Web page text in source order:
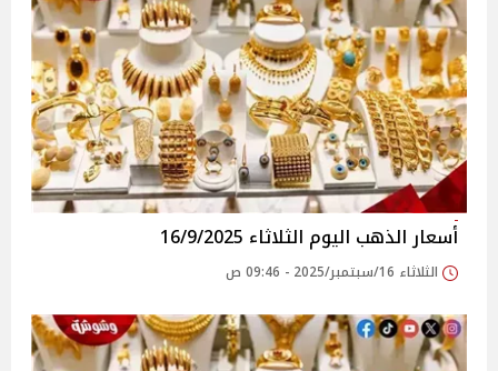
أسعار الذهب اليوم الثلاثاء 16/9/2025
الثلاثاء 16/سبتمبر/2025 - 09:46 ص